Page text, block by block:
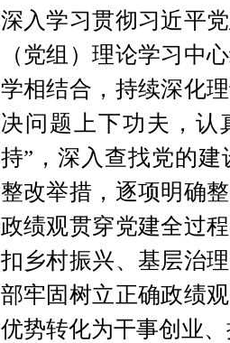
深入学习贯彻习近平
（党组）理论学习中
学相结合，持续深化
决问题上下功夫，认
持”，深入查找党的
整改举措，逐项明确
政绩观贯穿党建全过
扣乡村振兴、基层治
部牢固树立正确政绩
优势转化为干事创业